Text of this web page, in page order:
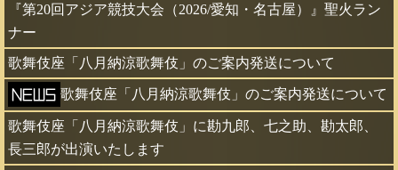
『第20回アジア競技大会（2026/愛知・名古屋）』聖火ラン
ナー
歌舞伎座「八月納涼歌舞伎」のご案内発送について
歌舞伎座「八月納涼歌舞伎」のご案内発送について
歌舞伎座「八月納涼歌舞伎」に勘九郎、七之助、勘太郎、
長三郎が出演いたします